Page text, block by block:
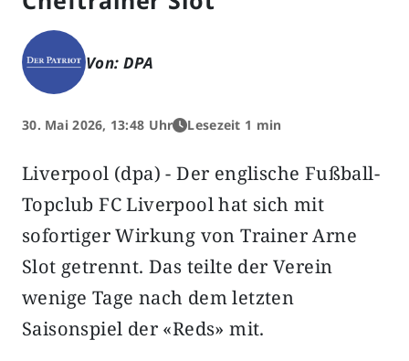
Von: DPA
30. Mai 2026, 13:48 Uhr Lesezeit 1 min
Liverpool (dpa) - Der englische Fußball-
Topclub FC Liverpool hat sich mit
sofortiger Wirkung von Trainer Arne
Slot getrennt. Das teilte der Verein
wenige Tage nach dem letzten
Saisonspiel der «Reds» mit.